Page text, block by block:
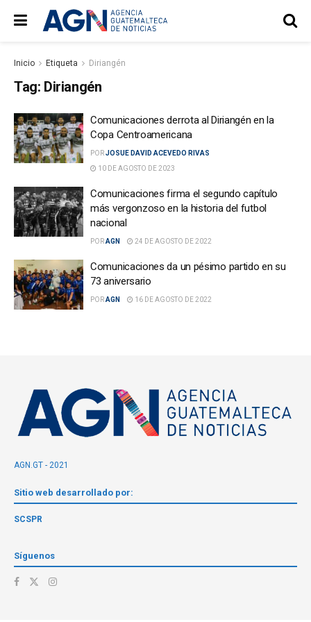
Inicio Etiqueta Diriangén
Tag: Diriangén
Comunicaciones derrota al Diriangén en la
Copa Centroamericana
PORJOSUE DAVID ACEVEDO RIVAS
10 DE AGOSTO DE 2023
Comunicaciones firma el segundo capítulo
más vergonzoso en la historia del futbol
nacional
PORAGN 24 DE AGOSTO DE 2022
Comunicaciones da un pésimo partido en su
73 aniversario
PORAGN 16 DE AGOSTO DE 2022
AGN.GT - 2021
Sitio web desarrollado por:
SCSPR
Síguenos